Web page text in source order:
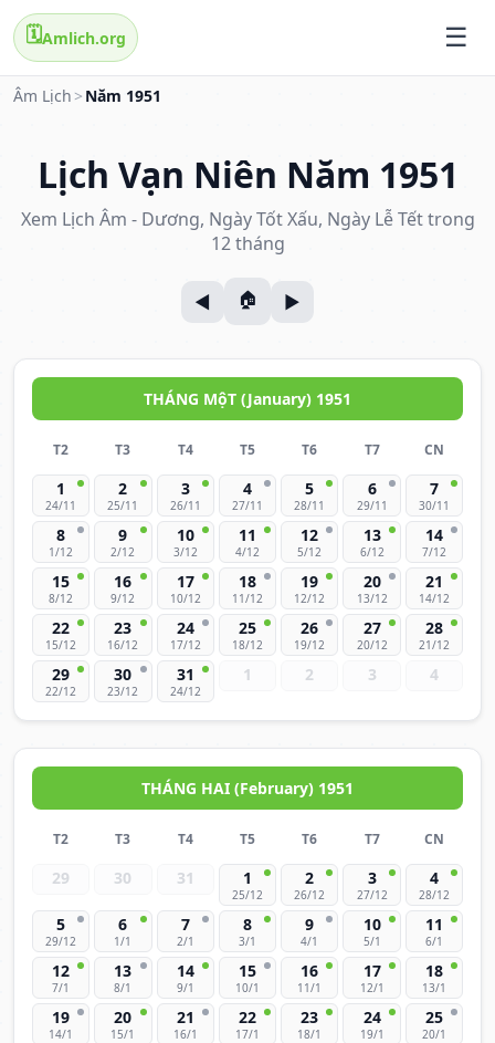
🗓️Amlich.org
Âm Lịch > Năm 1951
Lịch Vạn Niên Năm 1951
Xem Lịch Âm - Dương, Ngày Tốt Xấu, Ngày Lễ Tết trong
12 tháng
THÁNG MộT (January) 1951
T2 T3 T4 T5 T6 T7 CN
1
24/11
2
25/11
3
26/11
4
27/11
5
28/11
6
29/11
7
30/11
8
1/12
9
2/12
10
3/12
11
4/12
12
5/12
13
6/12
14
7/12
15
8/12
16
9/12
17
10/12
18
11/12
19
12/12
20
13/12
21
14/12
22
15/12
23
16/12
24
17/12
25
18/12
26
19/12
27
20/12
28
21/12
29
22/12
30
23/12
31
24/12
1 2 3 4
THÁNG HAI (February) 1951
T2 T3 T4 T5 T6 T7 CN
29 30 31 1
25/12
2
26/12
3
27/12
4
28/12
5
29/12
6
1/1
7
2/1
8
3/1
9
4/1
10
5/1
11
6/1
12
7/1
13
8/1
14
9/1
15
10/1
16
11/1
17
12/1
18
13/1
19
14/1
20
15/1
21
16/1
22
17/1
23
18/1
24
19/1
25
20/1